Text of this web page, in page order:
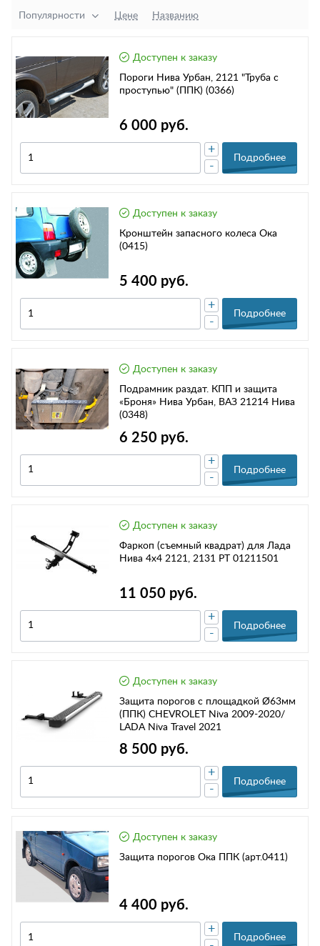
Популярности Цене Названию
Доступен к заказу
Пороги Нива Урбан, 2121 "Труба с
проступью" (ППК) (0366)
6 000 руб.
-
+
Подробнее
Доступен к заказу
Кронштейн запасного колеса Ока
(0415)
5 400 руб.
-
+
Подробнее
Доступен к заказу
Подрамник раздат. КПП и защита
«Броня» Нива Урбан, ВАЗ 21214 Нива
(0348)
6 250 руб.
-
+
Подробнее
Доступен к заказу
Фаркоп (съемный квадрат) для Лада
Нива 4х4 2121, 2131 РТ 01211501
11 050 руб.
-
+
Подробнее
Доступен к заказу
Защита порогов с площадкой Ø63мм
(ППК) CHEVROLET Niva 2009-2020/
LADA Niva Travel 2021
8 500 руб.
-
+
Подробнее
Доступен к заказу
Защита порогов Ока ППК (арт.0411)
4 400 руб.
+
Подробнее